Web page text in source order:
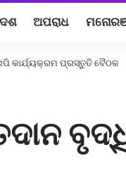
ଅପରାଧ
କାର୍ଯ୍ୟକ୍ରମ ପ୍ରସ୍ତୁତି ବୈଠକ